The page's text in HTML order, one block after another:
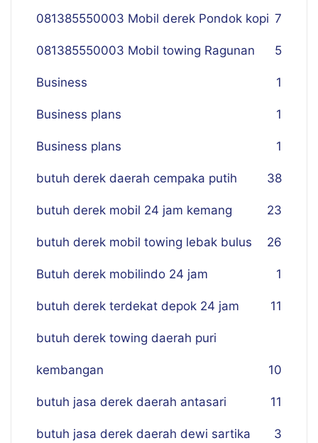
081385550003 Mobil derek Pondok kopi 7
081385550003 Mobil towing Ragunan 5
Business 1
Business plans 1
Business plans 1
butuh derek daerah cempaka putih 38
butuh derek mobil 24 jam kemang 23
butuh derek mobil towing lebak bulus 26
Butuh derek mobilindo 24 jam 1
butuh derek terdekat depok 24 jam 11
butuh derek towing daerah puri
kembangan 10
butuh jasa derek daerah antasari 11
butuh jasa derek daerah dewi sartika 3